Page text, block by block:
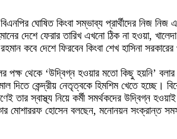
ঘোষিত কিংবা সম্ভাব্য প্রার্থীদের নিজ
দেশে ফেরার তারিখ এখনো ঠিক না হওয়া,
কবে দেশে ফিরবেন কিংবা শেখ হাসিনা
পক্ষ থেকে ‘উদ্বিগ্ন হওয়ার মতো কিছু
দিতে কেন্দ্রীয় নেতৃত্বকে হিমশিম খেতে
স্বাস্থ্য নিয়ে কর্মী সমর্থকদের উদ্বিগ্ন
মোশাররফ হোসেন বলছেন, মনোনয়ন